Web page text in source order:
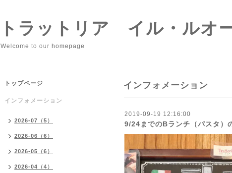
トラットリア イル・ルオ
Welcome to our homepage
インフォメーション
2019-09-19 12:16:00
9/24までのBランチ（パスタ）
トップページ
インフォメーション
2026-07（5）
2026-06（6）
2026-05（6）
2026-04（4）